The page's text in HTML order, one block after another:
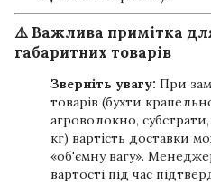
⚠️ Важлива примітка
габаритних товарів
Зверніть увагу: При
товарів (бухти
агроволокно,
кг) вартість доставки
«об'ємну вагу».
вартості під час